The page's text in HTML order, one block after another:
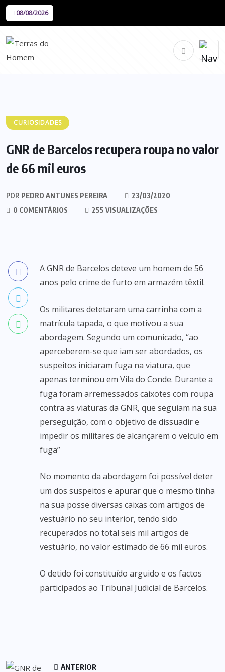
08/08/2026
CURIOSIDADES
GNR de Barcelos recupera roupa no valor
de 66 mil euros
POR PEDRO ANTUNES PEREIRA
23/03/2020
0 COMENTÁRIOS
255 VISUALIZAÇÕES
A GNR de Barcelos deteve um homem de 56
anos pelo crime de furto em armazém têxtil.
Os militares detetaram uma carrinha com a
matrícula tapada, o que motivou a sua
abordagem. Segundo um comunicado, “ao
aperceberem-se que iam ser abordados, os
suspeitos iniciaram fuga na viatura, que
apenas terminou em Vila do Conde. Durante a
fuga foram arremessados caixotes com roupa
contra as viaturas da GNR, que seguiam na sua
perseguição, com o objetivo de dissuadir e
impedir os militares de alcançarem o veículo em
fuga”
No momento da abordagem foi possível deter
um dos suspeitos e apurar que o mesmo tinha
na sua posse diversas caixas com artigos de
vestuário no seu interior, tendo sido
recuperados no total seis mil artigos de
vestuário, no valor estimado de 66 mil euros.
O detido foi constituído arguido e os factos
participados ao Tribunal Judicial de Barcelos.
ANTERIOR